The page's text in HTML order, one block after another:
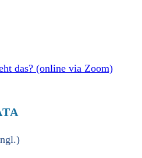
das? (online via Zoom)